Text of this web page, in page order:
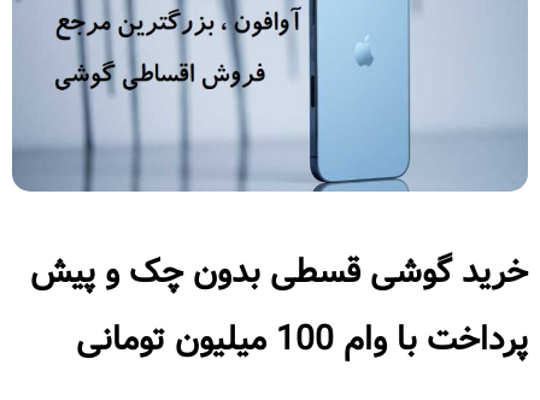
خرید گوشی قسطی بدون چک و پیش
پرداخت با وام 100 میلیون تومانی